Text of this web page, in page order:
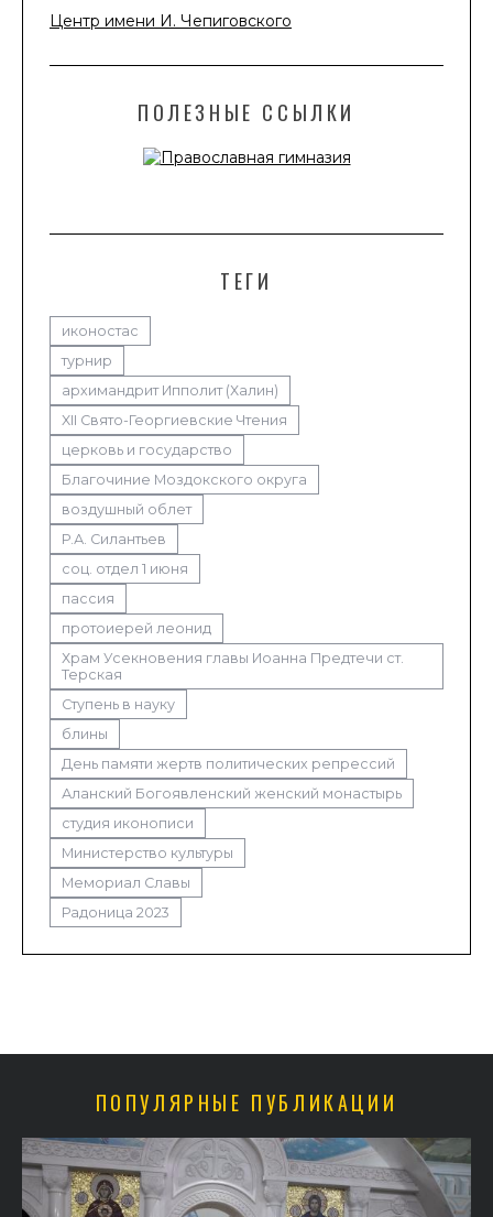
Центр имени И. Чепиговского
ПОЛЕЗНЫЕ ССЫЛКИ
ТЕГИ
иконостас
турнир
архимандрит Ипполит (Халин)
XII Свято-Георгиевские Чтения
церковь и государство
Благочиние Моздокского округа
воздушный облет
Р.А. Силантьев
соц. отдел 1 июня
пассия
протоиерей леонид
Храм Усекновения главы Иоанна Предтечи ст.
Терская
Ступень в науку
блины
День памяти жертв политических репрессий
Аланский Богоявленский женский монастырь
студия иконописи
Министерство культуры
Мемориал Славы
Радоница 2023
ПОПУЛЯРНЫЕ ПУБЛИКАЦИИ